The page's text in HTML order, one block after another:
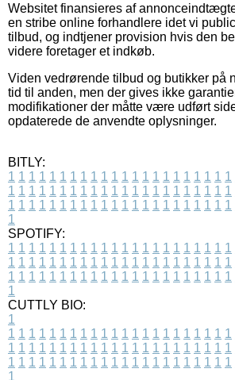
Websitet finansieres af
en stribe online forhandlere idet vi
tilbud, og indtjener provision hvis den
videre foretager et indkøb.
Viden vedrørende tilbud og butikker på
tid til anden, men der gives ikke
modifikationer der måtte være udført
opdaterede de anvendte oplysninger.
BITLY:
1 1 1 1 1 1 1 1 1 1 1 1 1 1 1 1 1 1 1 1 1 1
1 1 1 1 1 1 1 1 1 1 1 1 1 1 1 1 1 1 1 1 1 1
1 1 1 1 1 1 1 1 1 1 1 1 1 1 1 1 1 1 1 1 1 1
1
SPOTIFY:
1 1 1 1 1 1 1 1 1 1 1 1 1 1 1 1 1 1 1 1 1 1
1 1 1 1 1 1 1 1 1 1 1 1 1 1 1 1 1 1 1 1 1 1
1 1 1 1 1 1 1 1 1 1 1 1 1 1 1 1 1 1 1 1 1 1
1
CUTTLY BIO:
1
1 1 1 1 1 1 1 1 1 1 1 1 1 1 1 1 1 1 1 1 1 1
1 1 1 1 1 1 1 1 1 1 1 1 1 1 1 1 1 1 1 1 1 1
1 1 1 1 1 1 1 1 1 1 1 1 1 1 1 1 1 1 1 1 1 1
1